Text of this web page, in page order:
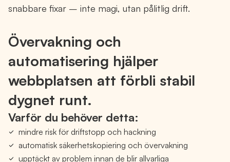
snabbare fixar – inte magi, utan pålitlig drift.
Övervakning och
automatisering hjälper
webbplatsen att förbli stabil
dygnet runt.
Varför du behöver detta:
mindre risk för driftstopp och hackning
automatisk säkerhetskopiering och övervakning
upptäckt av problem innan de blir allvarliga